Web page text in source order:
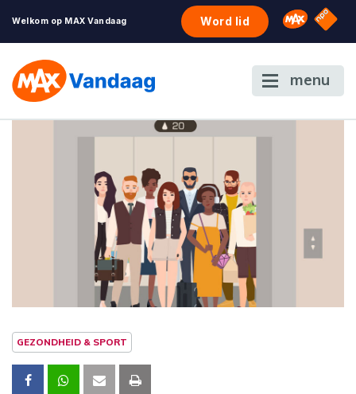
Welkom op MAX Vandaag Word lid Omroep
NPO
menu
GEZONDHEID & SPORT